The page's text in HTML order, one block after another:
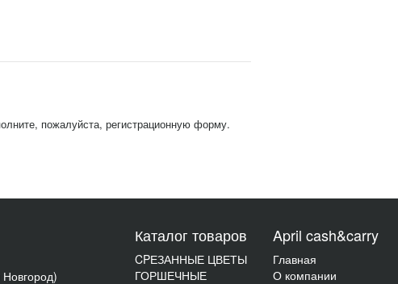
пожалуйста, регистрационную форму.
Каталог товаров
CPЕЗАННЫЕ ЦВЕТЫ
ГОРШЕЧНЫЕ
April cash&carry
Главная
О компании